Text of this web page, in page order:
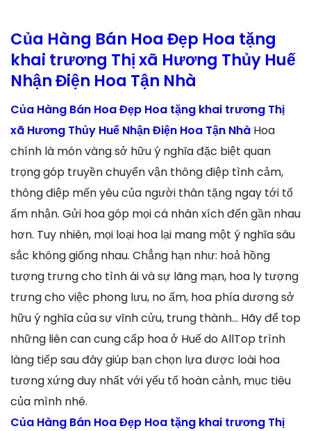
Của Hàng Bán Hoa Đẹp Hoa tặng
khai trương Thị xã Hương Thủy Huế
Nhận Điện Hoa Tận Nhà
Của Hàng Bán Hoa Đẹp Hoa tặng khai trương Thị
xã Hương Thủy Huế Nhận Điện Hoa Tận Nhà Hoa
chính là món vàng sở hữu ý nghĩa đặc biệt quan
trọng góp truyền chuyển vận thông điệp tình cảm,
thông điệp mến yêu của người thân tặng ngay tới tổ
ấm nhận. Gửi hoa góp mọi cá nhân xích đến gần nhau
hơn. Tuy nhiên, mọi loại hoa lại mang một ý nghĩa sâu
sắc không giống nhau. Chẳng hạn như: hoả hồng
tượng trưng cho tình ái và sự lãng mạn, hoa ly tượng
trưng cho việc phong lưu, no ấm, hoa phía dương sở
hữu ý nghĩa của sự vĩnh cửu, trung thành… Hãy để top
những liên can cung cấp hoa ở Huế do AllTop trình
làng tiếp sau đây giúp bạn chọn lựa được loài hoa
tương xứng duy nhất với yếu tố hoàn cảnh, mục tiêu
của mình nhé.
Của Hàng Bán Hoa Đẹp Hoa tặng khai trương Thị